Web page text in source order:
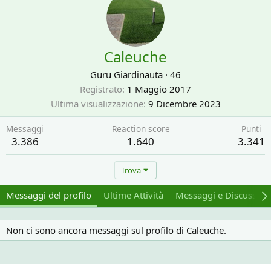
Caleuche
Guru Giardinauta · 46
Registrato 1 Maggio 2017
Ultima visualizzazione 9 Dicembre 2023
Messaggi
3.386
Reaction score
1.640
Punti
3.341
Trova
Messaggi del profilo Ultime Attività Messaggi e
Non ci sono ancora messaggi sul profilo di Caleuche.